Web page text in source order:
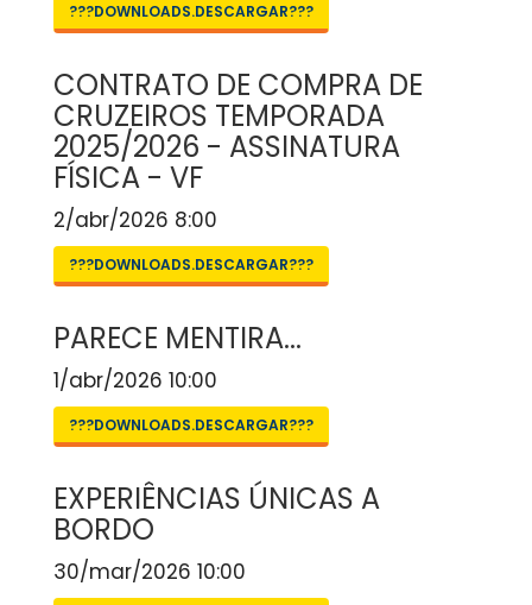
???DOWNLOADS.DESCARGAR???
CONTRATO DE COMPRA DE
CRUZEIROS TEMPORADA
2025/2026 - ASSINATURA
FÍSICA - VF
2/abr/2026 8:00
???DOWNLOADS.DESCARGAR???
PARECE MENTIRA...
1/abr/2026 10:00
???DOWNLOADS.DESCARGAR???
EXPERIÊNCIAS ÚNICAS A
BORDO
30/mar/2026 10:00